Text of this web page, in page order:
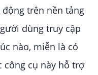
động trên nền tảng
dùng truy cập
nào, miễn là có
công cụ này hỗ trợ